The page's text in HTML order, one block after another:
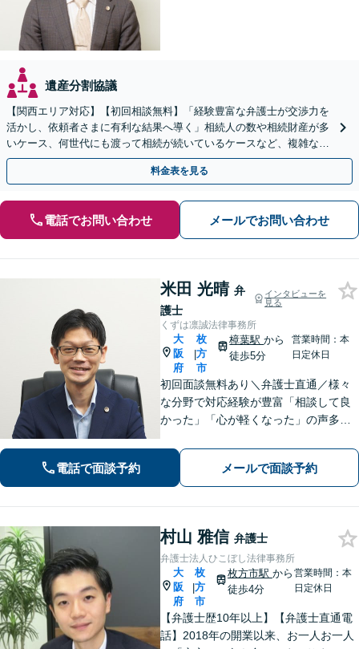
遺産分割協議
【関西エリア対応】【初回相談無料】「経験豊富な弁護士が交渉力を
活かし、依頼者さまに有利な結果へ導く」相続人の数や相続財産が多
いケース、何世代にも渡って相続が続いているケースなど、複雑な事
案でも対応！協議、調停、審判どのフェーズからも相談可
料金表を見る
電話でお問い合わせ メールでお問い合わせ
米田 光晴 弁
護士
インタビューを
見る
くずは凛誠法律事務所
大
阪
府
|
枚
方
市
樟葉駅から
徒歩5分
営業時間：本
日定休日
初回面談無料あり＼弁護士直通／様々
な分野で対応経験が豊富「相談して良
かった」「心が軽くなった」の声多
い、誠実・迅速に対応いたします。進
捗状況を細かく報告し、不安を感じさ
せないよう心掛け【休日・夜間面談
可】【樟葉駅5分】
電話で面談予約 メールで面談予約
村山 雅信 弁護士
弁護士法人ひこぼし法律事務所
大
阪
府
|
枚
方
市
枚方市駅 から
徒歩4分
営業時間：本
日定休日
【弁護士歴10年以上】【弁護士直通電
話】2018年の開業以来、お一人お一人